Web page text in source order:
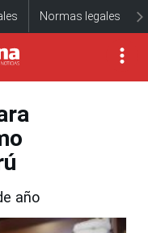
Normas legales
año